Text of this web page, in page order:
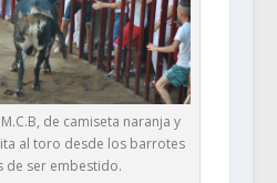
de camiseta naranja y
al toro desde los barrotes
de ser embestido.